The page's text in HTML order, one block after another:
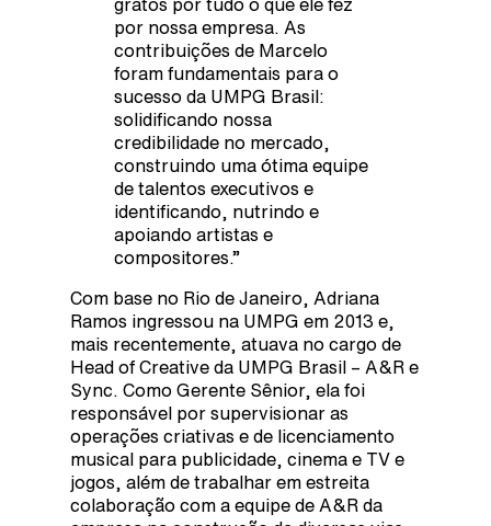
gratos por tudo o que ele fez
por nossa empresa. As
contribuições de Marcelo
foram fundamentais para o
sucesso da UMPG Brasil:
solidificando nossa
credibilidade no mercado,
construindo uma ótima equipe
de talentos executivos e
identificando, nutrindo e
apoiando artistas e
compositores.”
Com base no Rio de Janeiro, Adriana
Ramos ingressou na UMPG em 2013 e,
mais recentemente, atuava no cargo de
Head of Creative da UMPG Brasil – A&R e
Sync. Como Gerente Sênior, ela foi
responsável por supervisionar as
operações criativas e de licenciamento
musical para publicidade, cinema e TV e
jogos, além de trabalhar em estreita
colaboração com a equipe de A&R da